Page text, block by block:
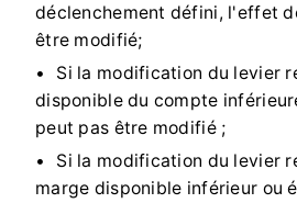
déclenchement défini, l'effet
être modifié;
Si la modification du levier
disponible du compte
peut pas être modifié ;
Si la modification du levier
marge disponible inférieur ou